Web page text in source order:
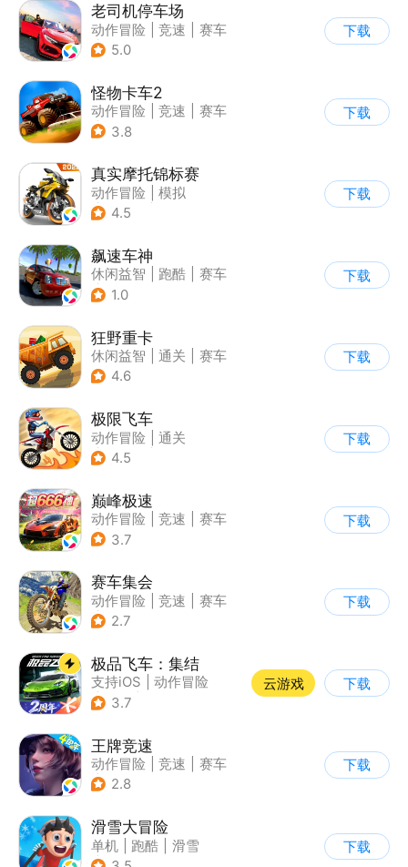
老司机停车场
动作冒险 竞速
赛车
| 写实
5.0
下载
怪物卡车2
动作冒险 竞速
赛车
| 卡通
3.8
下载
真实摩托锦标赛
动作冒险
模拟
| 摩托车
4.5
下载
飙速车神
休闲益智 跑酷
赛车
| 漂移
1.0
下载
狂野重卡
休闲益智 通关
赛车
4.6
下载
极限飞车
动作冒险
通关
| 摩托车
4.5
下载
巅峰极速
动作冒险 竞速
赛车
| 漂移
3.7
下载
赛车集会
动作冒险 竞速
赛车
| 写实
2.7
下载
极品飞车：集结
支持iOS
动作冒险
| 竞速
3.7
云游戏 下载
王牌竞速
动作冒险 竞速
赛车
| 漂移
2.8
下载
滑雪大冒险
单机 跑酷
滑雪
下载